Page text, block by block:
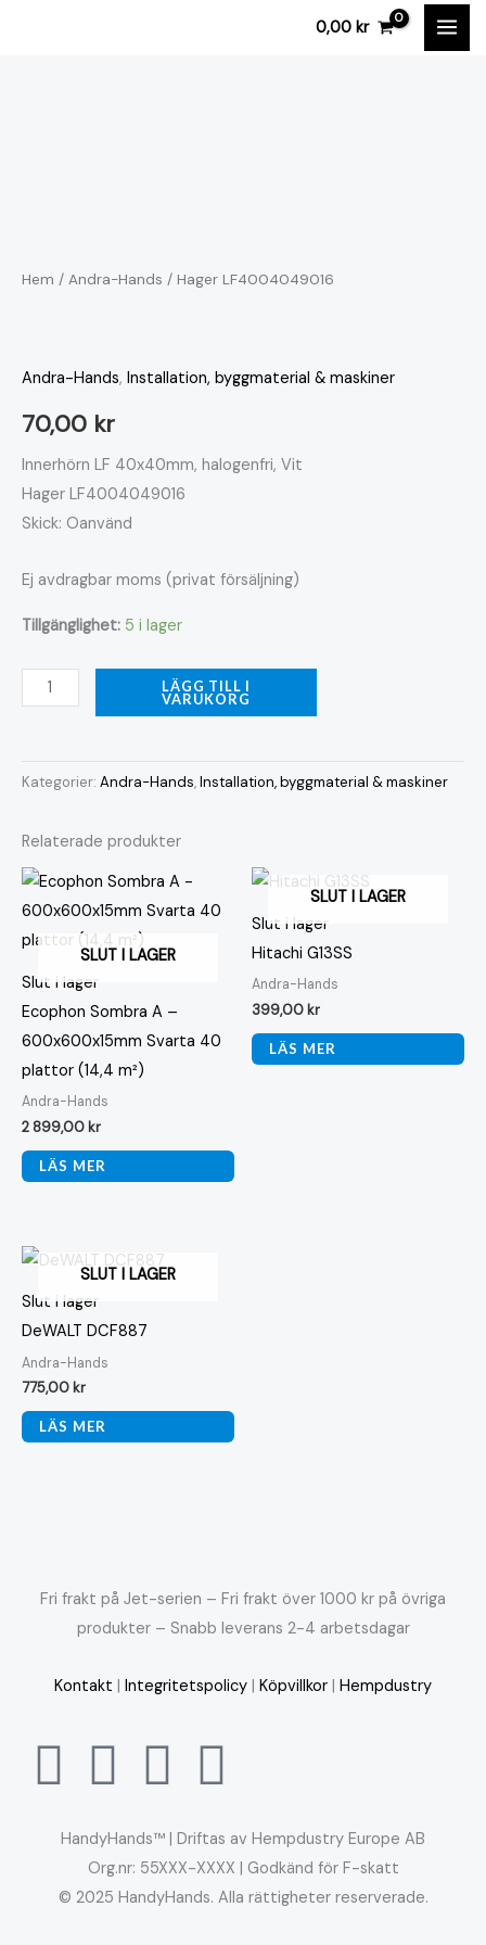
0,00 kr
Hem / Andra-Hands / Hager LF4004049016
Andra-Hands, Installation, byggmaterial & maskiner
70,00 kr
Innerhörn LF 40x40mm, halogenfri, Vit
Hager LF4004049016
Skick: Oanvänd
Ej avdragbar moms (privat försäljning)
Tillgänglighet: 5 i lager
LÄGG TILL I
VARUKORG
Kategorier: Andra-Hands,Installation, byggmaterial & maskiner
Relaterade produkter
SLUT I LAGER
Slut i lager
Ecophon Sombra A –
600x600x15mm Svarta 40
plattor (14,4 m²)
Andra-Hands
2 899,00 kr
LÄS MER
SLUT I LAGER
Slut i lager
Hitachi G13SS
Andra-Hands
399,00 kr
LÄS MER
SLUT I LAGER
Slut i lager
DeWALT DCF887
Andra-Hands
775,00 kr
LÄS MER
Fri frakt på Jet-serien – Fri frakt över 1000 kr på övriga
produkter – Snabb leverans 2-4 arbetsdagar
Kontakt | Integritetspolicy | Köpvillkor | Hempdustry
HandyHands™ | Driftas av Hempdustry Europe AB
Org.nr: 55XXX-XXXX | Godkänd för F-skatt
© 2025 HandyHands. Alla rättigheter reserverade.